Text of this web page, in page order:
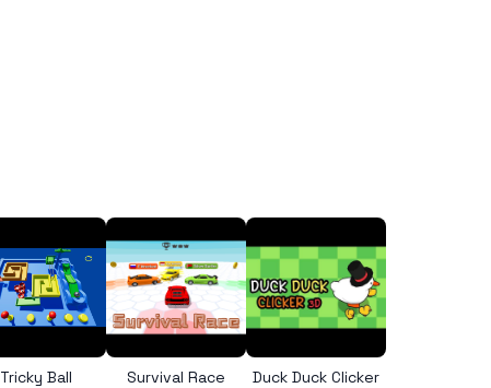
Tricky Ball Survival Race
Duck Duck Clicker